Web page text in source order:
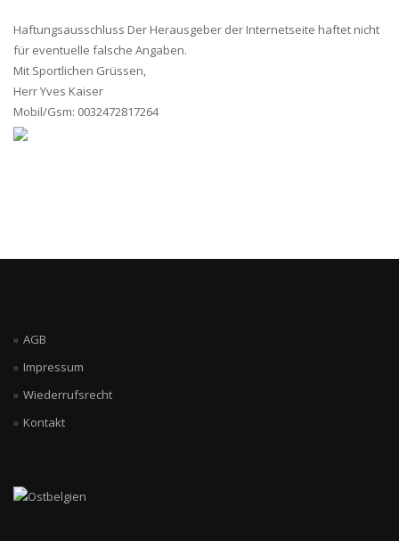
Haftungsausschluss Der Herausgeber der Internetseite haftet nicht
für eventuelle falsche Angaben.
Mit Sportlichen Grüssen,
Herr Yves Kaiser
Mobil/Gsm: 0032472817264
AGB
Impressum
Wiederrufsrecht
Kontakt